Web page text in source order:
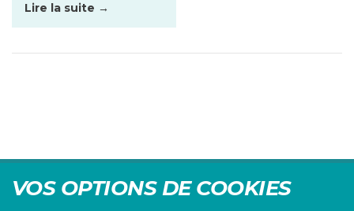
Lire la suite →
VOS OPTIONS DE COOKIES